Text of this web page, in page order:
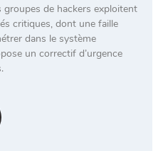
groupes de hackers exploitent
critiques, dont une faille
dans le système
un correctif d’urgence